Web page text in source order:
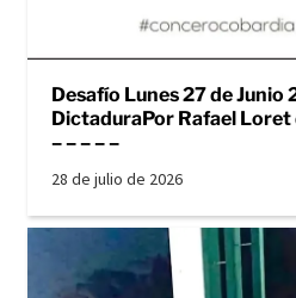
Desafío Lunes 27 de Junio
DictaduraPor Rafael Loret
– – – – –
28 de julio de 2026